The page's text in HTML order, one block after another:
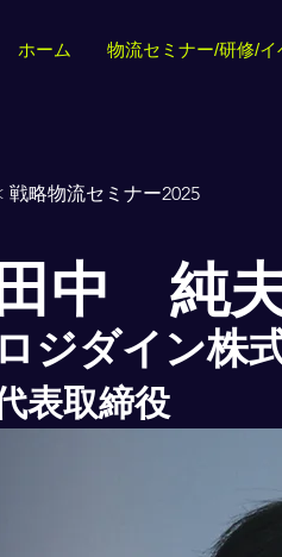
ホーム 物流セミナー/研修/イ
戦略物流セミナー2025
中 純
ロジダイン株
表取締役